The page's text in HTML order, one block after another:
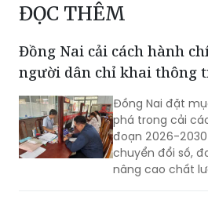
ĐỌC THÊM
Đồng Nai cải cách hành
người dân chỉ khai thông
Đồng Nai đặt
phá trong cải
đoạn 2026-
chuyển đổi số,
nâng cao chất